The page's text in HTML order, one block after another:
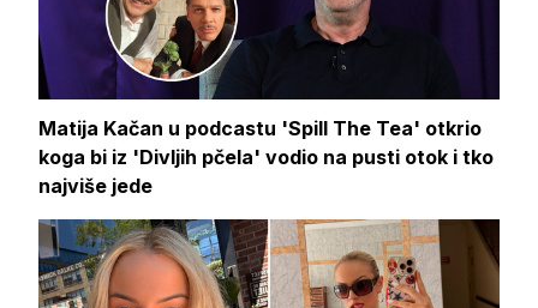
Matija Kačan u podcastu 'Spill The Tea' otkrio
koga bi iz 'Divljih pčela' vodio na pusti otok i tko
najviše jede